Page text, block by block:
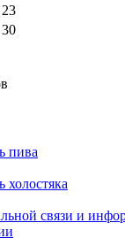
23
30
пива
связи и